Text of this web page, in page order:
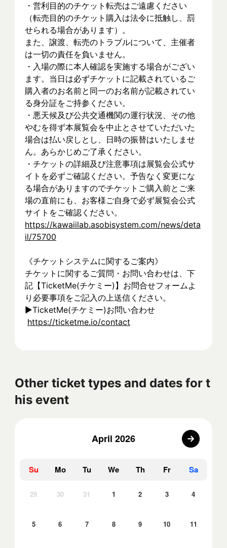
・営利目的のチケット転売はご遠慮ください
（転売目的のチケット購入は法令に抵触し、罰
せられる場合があります）。
また、譲渡、転売のトラブルについて、主催者
は一切の責任を負いません。
・入場の際に本人確認を実施する場合がござい
ます。当日は必ずチケットに記載されているご
購入者のお名前と同一のお名前が記載されてい
る身分証をご持参ください。
・悪天候及び公共交通機関の運行状況、その他
やむを得ず本展覧会を中止とさせていただいた
場合は払い戻しとし、日時の振替はいたしませ
ん。あらかじめご了承ください。
・チケットの詳細及び注意事項は展覧会公式サ
イトを必ずご確認ください。予告なく変更にな
る場合がありますのでチケットご購入前とご来
場の直前にも、お客様ご自身で必ず展覧会公式
サイトをご確認ください。
https://kawaiilab.asobisystem.com/news/deta
il/75700
《チケットシステムに関するご案内》
チケットに関するご質問・お問い合わせは、下
記【TicketMe(チケミー)】お問合せフォームよ
り必要事項をご記入の上送信ください。
▶︎TicketMe(チケミー)お問い合わせ
https://ticketme.io/contact
Other ticket types and dates for t
his event
April 2026
Su Mo Tu We Th Fr Sa
29 30 31 1 2 3 4
5 6 7 8 9 10 11